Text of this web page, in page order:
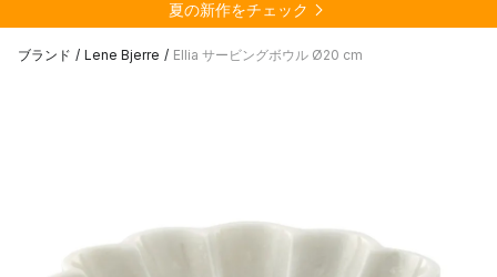
夏の新作をチェック
ブランド / Lene Bjerre / Ellia サービングボウル Ø20 cm